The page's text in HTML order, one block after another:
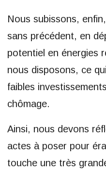
Nous subissons,
sans précédent, en
potentiel en énergies
nous disposons, ce
faibles
chômage.
Ainsi, nous devons
actes à poser pour
touche une très